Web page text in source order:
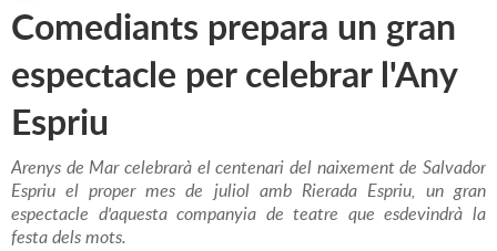
Comediants prepara un gran
espectacle per celebrar l'Any
Espriu
Arenys de Mar celebrarà el centenari del naixement de Salvador
Espriu el proper mes de juliol amb Rierada Espriu, un gran
espectacle d'aquesta companyia de teatre que esdevindrà la
festa dels mots.